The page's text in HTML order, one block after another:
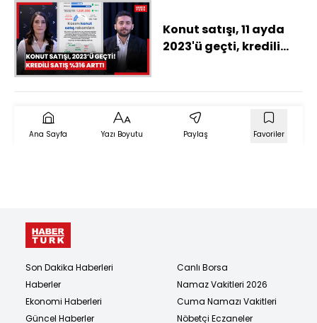
Konut satışı, 11 ayda
2023'ü geçti, kredili
ne kadar öder?
Ana Sayfa Yazı Boyutu Paylaş Favoriler
Son Dakika Haberleri
Haberler
Ekonomi Haberleri
Güncel Haberler
Canlı Borsa
Namaz Vakitleri 2026
Cuma Namazı Vakitleri
Nöbetçi Eczaneler